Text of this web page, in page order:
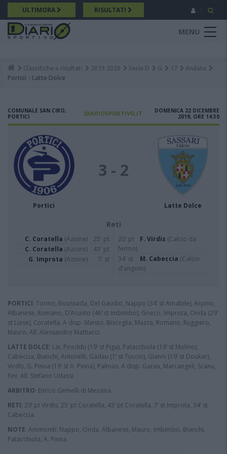
Salta
al
contenuto
principale
ULTIMORA RISULTATI
MENU
Breadcrumb
Classifiche e risultati 2019 2020 Serie D G 17
Andata
Portici - Latte Dolce
COMUNALE SAN CIRO,
PORTICI
DIARIOSPORTIVO.IT
DOMENICA 22 DICEMBRE
2019, ORE 14:30
Portici
3 - 2
Latte Dolce
Reti
C. Coratella (Azione)
25' pt
C. Coratella (Azione)
43' pt
G. Improta (Azione) 7' st
20' pt F. Virdis (Calcio da
fermo)
34' st
M. Cabeccia (Calcio
d'angolo)
PORTICI: Torino, Boussada, Del Gaudio, Nappo (34’ st Amabile), Arpino,
Albanese, Romano, D’Acunto (46’ st Imbimbo), Grieco, Improta, Onda (29’
st Luise), Coratella. A disp. Maisto, Bisceglia, Mazza, Romano, Ruggiero,
Mauro. All. Alessandro Mattiacci.
LATTE DOLCE: Lai, Pireddu (19’ st Piga), Patacchiola (19’ st Molino),
Cabeccia, Bianchi, Antonelli, Gadau (1’ st Tuccio), Gianni (19’ st Doukar),
Virdis, G. Pinna (19’ st A. Pinna), Palmas. A disp. Garau, Marcangeli, Scanu,
Fini. All. Stefano Udassi
ARBITRO: Enrico Gemelli di Messina.
RETI: 20’ pt Virdis, 25’ pt Coratella, 43’ pt Coratella, 7’ st Improta, 34’ st
Cabeccia.
NOTE: Ammoniti: Nappo, Onda, Albanese, Mauro, Imbimbo, Bianchi,
Patacchiola, A. Pinna.